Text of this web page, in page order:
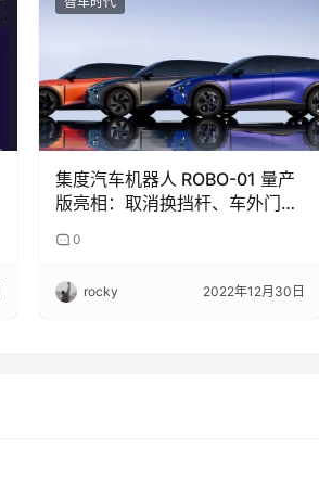
集度汽车机器人 ROBO-01 量产
版亮相：取消换挡杆、车外门把
0
rocky 2022年12月30日